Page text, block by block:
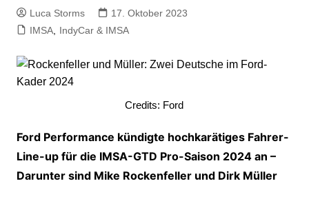
Luca Storms
17. Oktober 2023
IMSA, IndyCar & IMSA
Credits: Ford
Ford Performance kündigte hochkarätiges Fahrer-
Line-up für die IMSA-GTD Pro-Saison 2024 an –
Darunter sind Mike Rockenfeller und Dirk Müller